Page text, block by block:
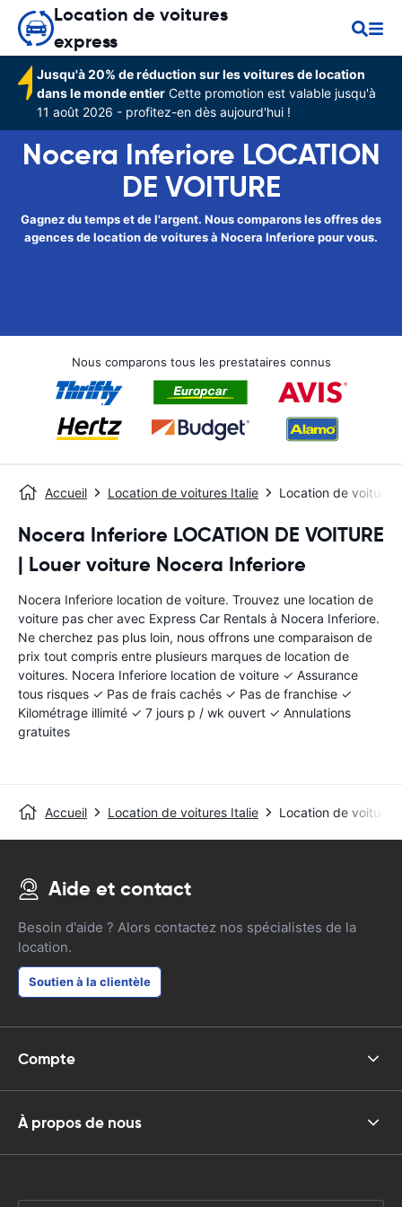
Location de voitures
express
Jusqu'à 20% de réduction sur les voitures de location
dans le monde entier Cette promotion est valable jusqu'à
11 août 2026 - profitez-en dès aujourd'hui !
Nocera Inferiore LOCATION
DE VOITURE
Gagnez du temps et de l'argent. Nous comparons les offres des
agences de location de voitures à Nocera Inferiore pour vous.
Nous comparons tous les prestataires connus
Accueil Location de voitures Italie Location de
Nocera Inferiore LOCATION DE VOITURE
| Louer voiture Nocera Inferiore
Nocera Inferiore location de voiture. Trouvez une location de
voiture pas cher avec Express Car Rentals à Nocera Inferiore.
Ne cherchez pas plus loin, nous offrons une comparaison de
prix tout compris entre plusieurs marques de location de
voitures. Nocera Inferiore location de voiture ✓ Assurance
tous risques ✓ Pas de frais cachés ✓ Pas de franchise ✓
Kilométrage illimité ✓ 7 jours p / wk ouvert ✓ Annulations
gratuites
Accueil Location de voitures Italie Location de
Aide et contact
Besoin d'aide ? Alors contactez nos spécialistes de la
location.
Soutien à la clientèle
Compte
À propos de nous